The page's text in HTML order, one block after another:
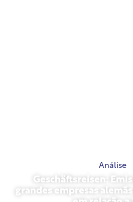
Análise
Geschäftsreisen:
grandes empresas